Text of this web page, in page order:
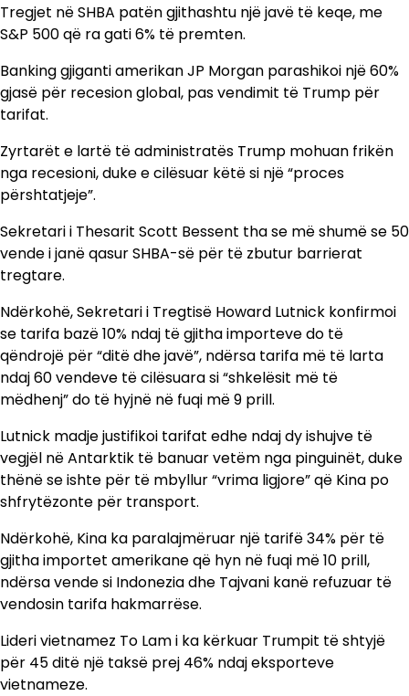
Tregjet në SHBA patën gjithashtu një javë të keqe, me
S&P 500 që ra gati 6% të premten.
Banking gjiganti amerikan JP Morgan parashikoi një 60%
gjasë për recesion global, pas vendimit të Trump për
tarifat.
Zyrtarët e lartë të administratës Trump mohuan frikën
nga recesioni, duke e cilësuar këtë si një “proces
përshtatjeje”.
Sekretari i Thesarit Scott Bessent tha se më shumë se 50
vende i janë qasur SHBA-së për të zbutur barrierat
tregtare.
Ndërkohë, Sekretari i Tregtisë Howard Lutnick konfirmoi
se tarifa bazë 10% ndaj të gjitha importeve do të
qëndrojë për “ditë dhe javë”, ndërsa tarifa më të larta
ndaj 60 vendeve të cilësuara si “shkelësit më të
mëdhenj” do të hyjnë në fuqi më 9 prill.
Lutnick madje justifikoi tarifat edhe ndaj dy ishujve të
vegjël në Antarktik të banuar vetëm nga pinguinët, duke
thënë se ishte për të mbyllur “vrima ligjore” që Kina po
shfrytëzonte për transport.
Ndërkohë, Kina ka paralajmëruar një tarifë 34% për të
gjitha importet amerikane që hyn në fuqi më 10 prill,
ndërsa vende si Indonezia dhe Tajvani kanë refuzuar të
vendosin tarifa hakmarrëse.
Lideri vietnamez To Lam i ka kërkuar Trumpit të shtyjë
për 45 ditë një taksë prej 46% ndaj eksporteve
vietnameze.